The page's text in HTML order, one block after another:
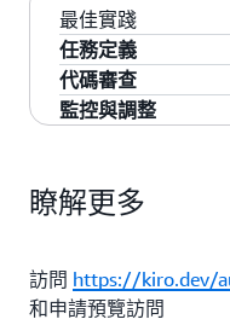
跨團隊標準化實施
Autonomous
條件的用戶開放。
檢查資格：確認
Power 訂閱
設置任務
：通
最佳實踐
任務定義
提供清晰、具體
代碼審查
及時審查
保持團隊代碼標
監控與調整
根據結果調整任
瞭解更多
訪問 https://kiro.dev/
和申請預覽訪問